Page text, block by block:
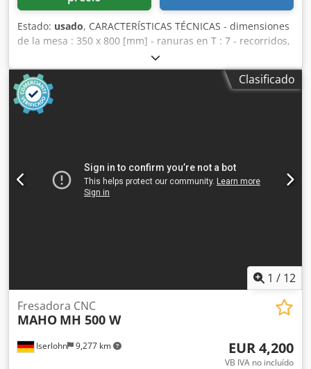
Estado: usado, CARACTERÍSTICAS TÉCNICAS - dimensiones
de la mesa : 350 x 800 [mm] - ranuras en T : 7 - recorridos,
x, y, z : 400, 400, 370 [mm] - velocidad del cabezal : 50 -
2240 [rpm] Cedpfx Aouhbxaehmorf - velocidad de avance
potenciómetro : 0 - 630 [mm/min.] EQUIPAMIENTO - visu
de 3 ejes HENDENHAIN - placa de retención
Clasificado
1 / 12
Iserlohn 9,277 km
Fresadora CNC
MAHO MH 500 W
EUR 4,200
VB IVA no incluído